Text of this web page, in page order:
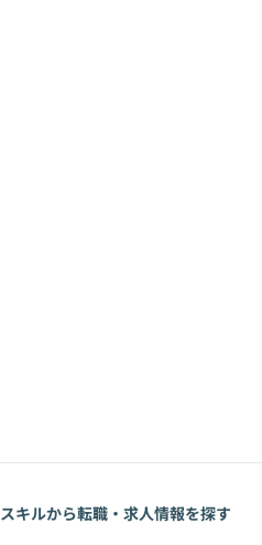
スキルから転職・求人情報を探す